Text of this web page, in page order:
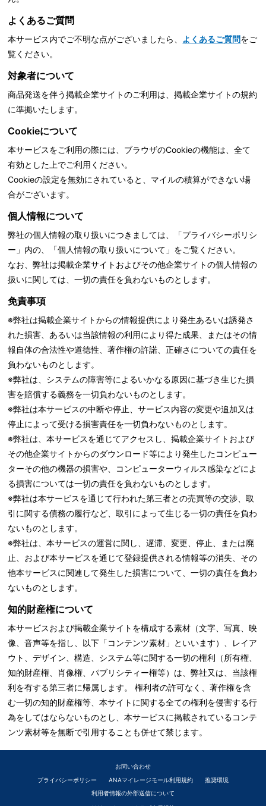
よくあるご質問
本サービス内でご不明な点がございましたら、 よくあるご質問をご
覧ください。
対象者について
商品発送を伴う掲載企業サイトのご利用は、掲載企業サイトの規約
に準拠いたします。
Cookieについて
本サービスをご利用の際には、ブラウザのCookieの機能は、全て
有効とした上でご利用ください。
Cookieの設定を無効にされていると、マイルの積算ができない場
合がございます。
個人情報について
弊社の個人情報の取り扱いにつきましては、「プライバシーポリシ
ー」内の、「個人情報の取り扱いについて」をご覧ください。
なお、弊社は掲載企業サイトおよびその他企業サイトの個人情報の
扱いに関しては、一切の責任を負わないものとします。
免責事項
※弊社は掲載企業サイトからの情報提供により発生あるいは誘発さ
れた損害、あるいは当該情報の利用により得た成果、またはその情
報自体の合法性や道徳性、著作権の許諾、正確さについての責任を
負わないものとします。
※弊社は、システムの障害等によるいかなる原因に基づき生じた損
害を賠償する義務を一切負わないものとします。
※弊社は本サービスの中断や停止、サービス内容の変更や追加又は
停止によって受ける損害責任を一切負わないものとします。
※弊社は、本サービスを通じてアクセスし、掲載企業サイトおよび
その他企業サイトからのダウンロード等により発生したコンピュー
ターその他の機器の損害や、コンピューターウィルス感染などによ
る損害については一切の責任を負わないものとします。
※弊社は本サービスを通じて行われた第三者との売買等の交渉、取
引に関する債務の履行など、取引によって生じる一切の責任を負わ
ないものとします。
※弊社は、本サービスの運営に関し、遅滞、変更、停止、または廃
止、および本サービスを通じて登録提供される情報等の消失、その
他本サービスに関連して発生した損害について、一切の責任を負わ
ないものとします。
知的財産権について
本サービスおよび掲載企業サイトを構成する素材（文字、写真、映
像、音声等を指し、以下「コンテンツ素材」といいます）、レイア
ウト、デザイン、構造、システム等に関する一切の権利（所有権、
知的財産権、肖像権、パブリシティー権等）は、弊社又は、当該権
利を有する第三者に帰属します。 権利者の許可なく、著作権を含
む一切の知的財産権等、本サイトに関する全ての権利を侵害する行
為をしてはならないものとし、本サービスに掲載されているコンテ
ンツ素材等を無断で引用することも併せて禁じます。
お問い合わせ
プライバシーポリシー
ANAマイレージモール利用規約
推奨環境
利用者情報の外部送信について